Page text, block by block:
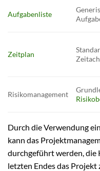
Aufgabenliste
Zeitplan
Risikomanagement
Durch die Verwendung
kann das
durchgeführt werden, die
letzten Endes das Projekt